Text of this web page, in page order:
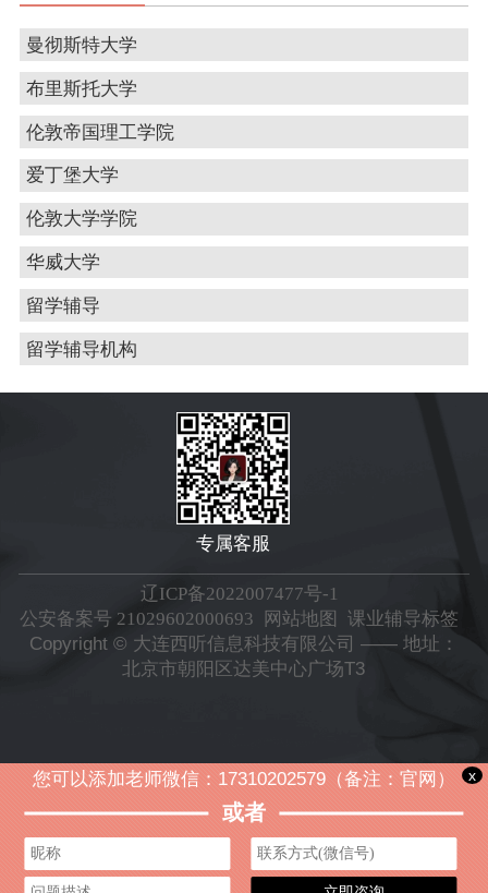
曼彻斯特大学
布里斯托大学
伦敦帝国理工学院
爱丁堡大学
伦敦大学学院
华威大学
留学辅导
留学辅导机构
您可以添加老师微信：17310202579（备注：官网）
或者
x
专属客服
辽ICP备2022007477号-1
公安备案号 21029602000693
网站地图
课业辅导标签
Copyright © 大连西听信息科技有限公司 —— 地址：
北京市朝阳区达美中心广场T3